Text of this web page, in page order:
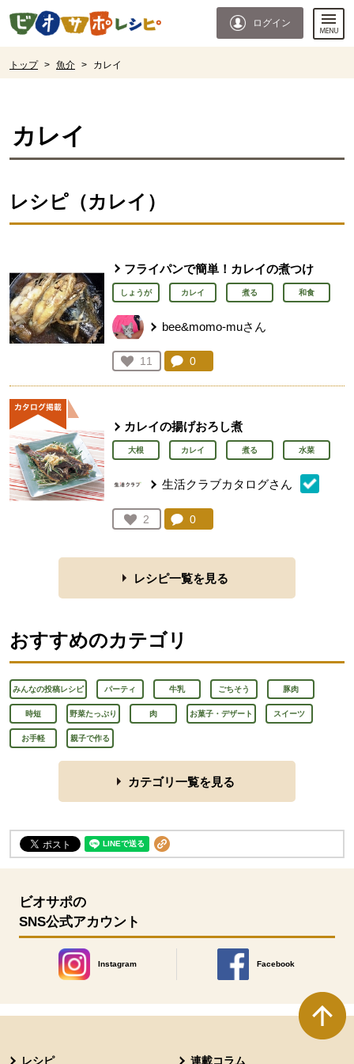
ページの先頭です。
ログイン
トップ > 魚介 > カレイ
カレイ
レシピ（カレイ）
フライパンで簡単！カレイの煮つけ
しょうが カレイ 煮る 和食
bee&momo-muさん
お気に入り登録：
11
人が登録
コメント：
0
カレイの揚げおろし煮
大根 カレイ 煮る 水菜
生活クラブカタログさん
お気に入り登録：
2
人が登録
コメント：
0
レシピ一覧を見る
おすすめのカテゴリ
みんなの投稿レシピ パーティ 牛乳 ごちそう 豚肉
時短 野菜たっぷり 肉 お菓子・デザート スイーツ
お手軽 親子で作る
カテゴリ一覧を見る
ビオサポの
SNS公式アカウント
Instagram
別のウィンドウで開きます。
Facebook
別のウィンドウで開きます
レシピ 連載コラム